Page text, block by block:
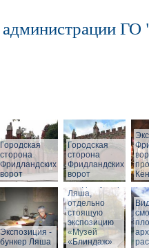
ГО
Городская
сторона
Фридландских
ворот
Городская
сторона
Фридландских
ворот
Экспозиция -
бункер Ляша
Вход в бункер
Ляша,
отдельно
стоящую
экспозицию
«Музей
«Блиндаж»